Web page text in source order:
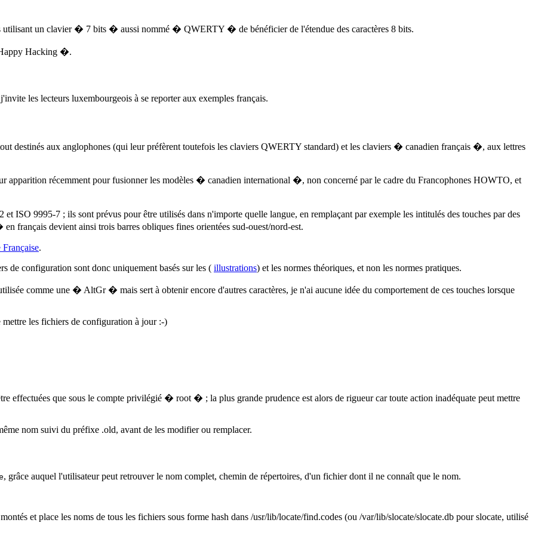
utilisant un clavier � 7 bits � aussi nommé � QWERTY � de bénéficier de l'étendue des caractères 8 bits.
Hacking �.
les lecteurs luxembourgeois à se reporter aux exemples français.
destinés aux anglophones (qui leur préfèrent toutefois les claviers QWERTY standard) et les claviers � canadien français �, aux lettres
récemment pour fusionner les modèles � canadien international �, non concerné par le cadre du Francophones HOWTO, et
ISO 9995-7 ; ils sont prévus pour être utilisés dans n'importe quelle langue, en remplaçant par exemple les intitulés des touches par des
devient ainsi trois barres obliques fines orientées sud-ouest/nord-est.
.
de configuration sont donc uniquement basés sur les ( illustrations) et les normes théoriques, et non les normes pratiques.
comme une � AltGr � mais sert à obtenir encore d'autres caractères, je n'ai aucune idée du comportement de ces touches lorsque
les fichiers de configuration à jour :-)
effectuées que sous le compte privilégié � root � ; la plus grande prudence est alors de rigueur car toute action inadéquate peut mettre
nom suivi du préfixe .old, avant de les modifier ou remplacer.
, grâce auquel l'utilisateur peut retrouver le nom complet, chemin de répertoires, d'un fichier dont il ne connaît que le nom.
et place les noms de tous les fichiers sous forme hash dans /usr/lib/locate/find.codes (ou /var/lib/slocate/slocate.db pour slocate, utilisé